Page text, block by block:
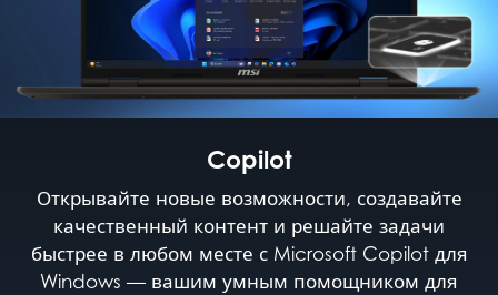
Copilot
Открывайте новые возможности, создавайте
качественный контент и решайте задачи
быстрее в любом месте с Microsoft Copilot для
Windows — вашим умным помощником для